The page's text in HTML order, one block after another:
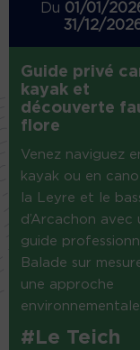
Du 01/01/
31/12/
Guide privé
kayak et
découverte
flore
Venez naviguez
kayak ou en
la Leyre et le
d’Arcachon avec
guide
Balade sur
une approche
#Le Teich